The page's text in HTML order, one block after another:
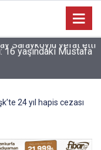
yaşındaki Mustafa
24 yıl hapis cezası